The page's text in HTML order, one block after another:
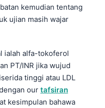
kemudian tentang
ujian masih wajar
ialah alfa-tokoferol
PT/INR jika wujud
tinggi atau LDL
our tafsiran
kesimpulan bahawa